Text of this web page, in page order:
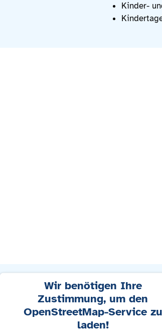
Kinder-
Wir benötigen Ihre
Zustimmung, um den
OpenStreetMap-Service zu
laden!